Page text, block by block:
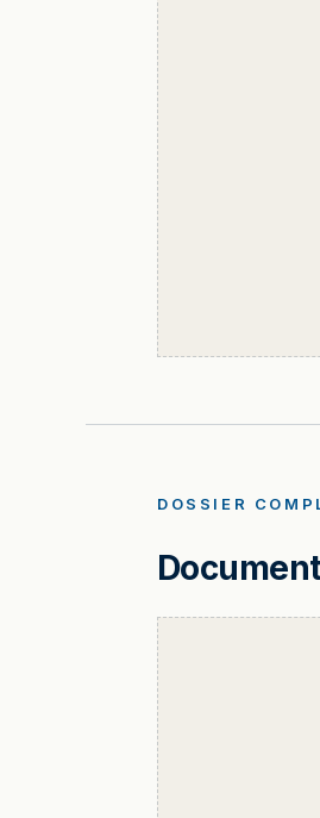
DOSSIER